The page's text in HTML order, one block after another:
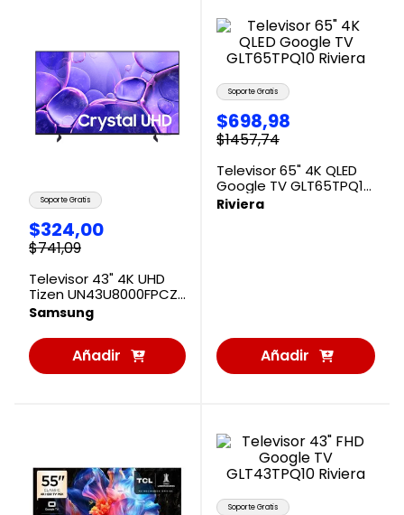
Soporte Gratis
$324,00
$741,09
Televisor 43" 4K UHD
Tizen UN43U8000FPCZE
Samsung
Samsung
Añadir
al
Soporte Gratis
$698,98
$1457,74
Televisor 65" 4K QLED
Google TV GLT65TPQ10
Riviera
Riviera
Añadir
al
Soporte Gratis